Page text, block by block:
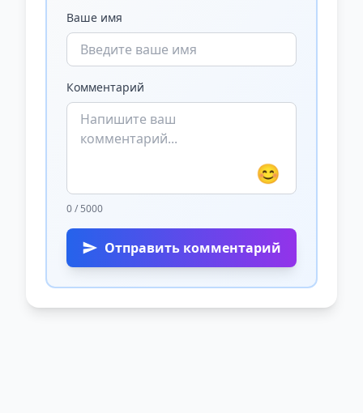
Ваше имя
Комментарий
😊
0 / 5000
Отправить комментарий